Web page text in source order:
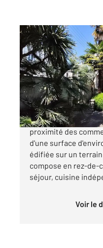
SAINTES 17
120 m 2 , 5 pièces
Ref : 5744
Maison à vendre
233
SAINTES RIVE
proximité des
d'une surface
édifiée sur un terrain
compose en rez-de-
séjour, cuisine
Voir le